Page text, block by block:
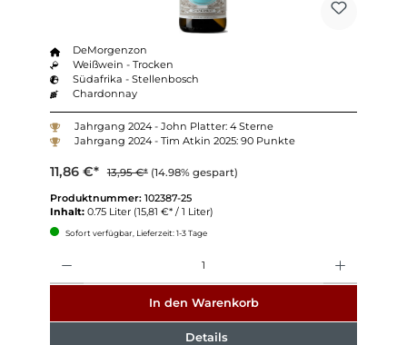
DeMorgenzon
Weißwein - Trocken
Südafrika - Stellenbosch
Chardonnay
Jahrgang 2024 - John Platter: 4 Sterne
Jahrgang 2024 - Tim Atkin 2025: 90 Punkte
11,86 €* 13,95 €* (14.98% gespart)
Produktnummer: 102387-25
Inhalt: 0.75 Liter (15,81 €* / 1 Liter)
Sofort verfügbar, Lieferzeit: 1-3 Tage
In den Warenkorb
Details